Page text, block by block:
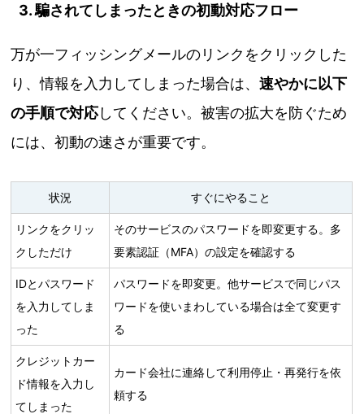
3. 騙されてしまったときの初動対応フロー
万が一フィッシングメールのリンクをクリックした
り、情報を入力してしまった場合は、速やかに以下
の手順で対応してください。被害の拡大を防ぐため
には、初動の速さが重要です。
状況 すぐにやること
リンクをクリッ
クしただけ
そのサービスのパスワードを即変更する。多
要素認証（MFA）の設定を確認する
IDとパスワード
を入力してしま
った
パスワードを即変更。他サービスで同じパス
ワードを使いまわしている場合は全て変更す
る
クレジットカー
ド情報を入力し
てしまった
カード会社に連絡して利用停止・再発行を依
頼する